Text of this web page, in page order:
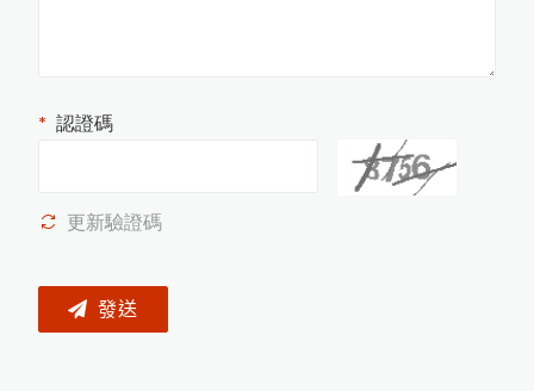
P
o
s
iT
e
c
r U
T
G
超
音
波
測
厚
儀
新
3
種
探
P
o
s
iT
e
o
r
S
H
D
電
子
式
橡
膠
硬
度
P
o
s
iT
e
c
t
o
r
6
0
0
0
F
J
S
厚
膜
膜
厚
計
專
用
測
頭
P
o
s
iT
e
c
t
o
r
S
P
G
O
S
金
屬
圓
管
噴
砂
粗
度
計
認證碼
更新驗證碼
發送